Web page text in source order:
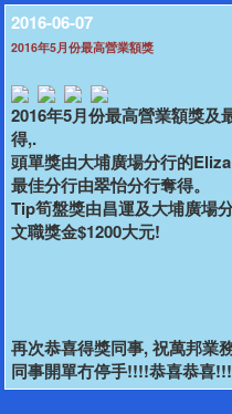
2016-06-07
2016年5月份最高營業額獎
2016年5月份最高營業額獎
得,.
頭單獎由大埔廣場分行的
最佳分行由翠怡分行奪得。
Tip筍盤獎由昌運及大埔廣場分
文職獎金$1200大元!
再次恭喜得獎同事, 祝萬邦業
同事開單冇停手!!!!恭喜恭喜